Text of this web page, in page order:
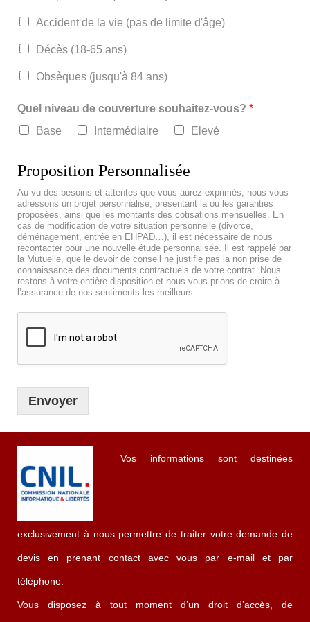
Accident de la vie (pas de limite d'âge)
Décès (18-65 ans)
Obsèques (jusqu'à 84 ans)
Quel niveau de couverture souhaitez-vous? *
Base
Intermédiaire Elevé
Proposition Personnalisée
Au vu des besoins et attentes que vous aurez exprimés, nous vous
adressons un projet personnalisé, présentant la ou les garanties
proposées, ainsi que les montants des cotisations mensuelles. En
cas de modification de votre situation personnelle (divorce,
déménagement, entrée en EHPAD…), il est nécessaire de nous
recontacter pour une nouvelle étude personnalisée. Il est rappelé par
la Mutuelle, que le devoir de conseil ne justifie pas la non prise de
connaissance des documents contractuels de votre contrat. Nous
restons à votre entière disposition et nous vous prions de croire à
l’assurance de nos sentiments les meilleurs.
Envoyer
Vos informations sont destinées
exclusivement à nous permettre de traiter votre demande de
devis en prenant contact avec vous par e-mail et par
téléphone.
Vous disposez à tout moment d’un droit d’accès, de